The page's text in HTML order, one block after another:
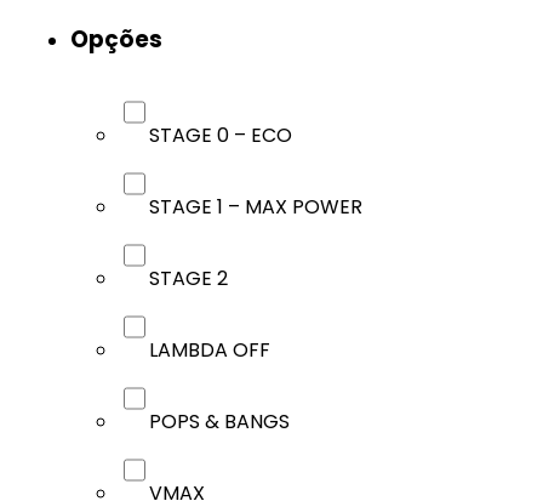
Opções
STAGE 0 – ECO
STAGE 1 – MAX POWER
STAGE 2
LAMBDA OFF
POPS & BANGS
VMAX